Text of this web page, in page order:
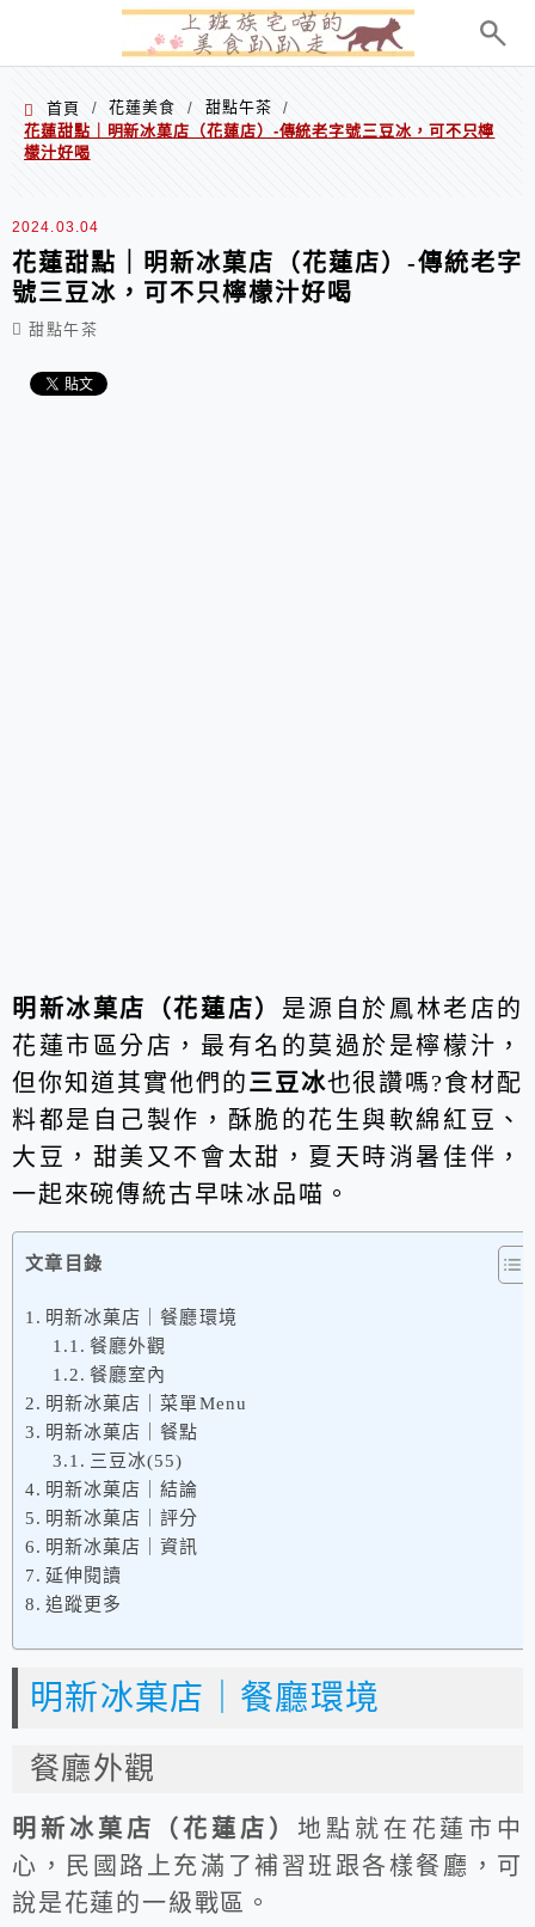
首頁 / 花蓮美食 / 甜點午茶
/
花蓮甜點｜明新冰菓店（花蓮店）-傳統老字號三豆冰，可不只檸
檬汁好喝
2024.03.04
花蓮甜點｜明新冰菓店（花蓮店）-傳統老字
號三豆冰，可不只檸檬汁好喝
甜點午茶
明新冰菓店（花蓮店） 是源自於鳳林老店的
花蓮市區分店，最有名的莫過於是檸檬汁，
但你知道其實他們的三豆冰也很讚嗎?食材配
料都是自己製作，酥脆的花生與軟綿紅豆、
大豆，甜美又不會太甜，夏天時消暑佳伴，
一起來碗傳統古早味冰品喵。
文章目錄
明新冰菓店｜餐廳環境
餐廳外觀
餐廳室內
明新冰菓店｜菜單Menu
明新冰菓店｜餐點
三豆冰(55)
明新冰菓店｜結論
明新冰菓店｜評分
明新冰菓店｜資訊
延伸閱讀
追蹤更多
明新冰菓店｜餐廳環境
餐廳外觀
明新冰菓店（花蓮店） 地點就在花蓮市中
心，民國路上充滿了補習班跟各樣餐廳，可
說是花蓮的一級戰區。